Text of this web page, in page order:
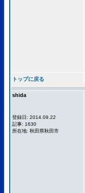
トップに戻る
shida
登録日: 2014.09.22
記事: 1630
所在地: 秋田県秋田市